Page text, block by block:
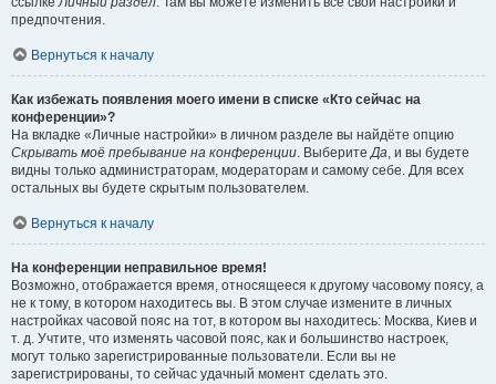
предпочтения.
Вернуться к началу
Как избежать появления моего имени в списке «Кто сейчас на
конференции»?
На вкладке «Личные настройки» в личном разделе вы найдёте опцию
Скрывать моё пребывание на конференции. ВыберитеДа, и вы будете
видны только администраторам, модераторам и самому себе. Для всех
остальных вы будете скрытым пользователем.
Вернуться к началу
На конференции неправильное время!
Возможно, отображается время, относящееся к другому часовому поясу, а
не к тому, в котором находитесь вы. В этом случае измените в личных
настройках часовой пояс на тот, в котором вы находитесь: Москва, Киев и
т. д. Учтите, что изменять часовой пояс, как и большинство настроек,
могут только зарегистрированные пользователи. Если вы не
зарегистрированы, то сейчас удачный момент сделать это.